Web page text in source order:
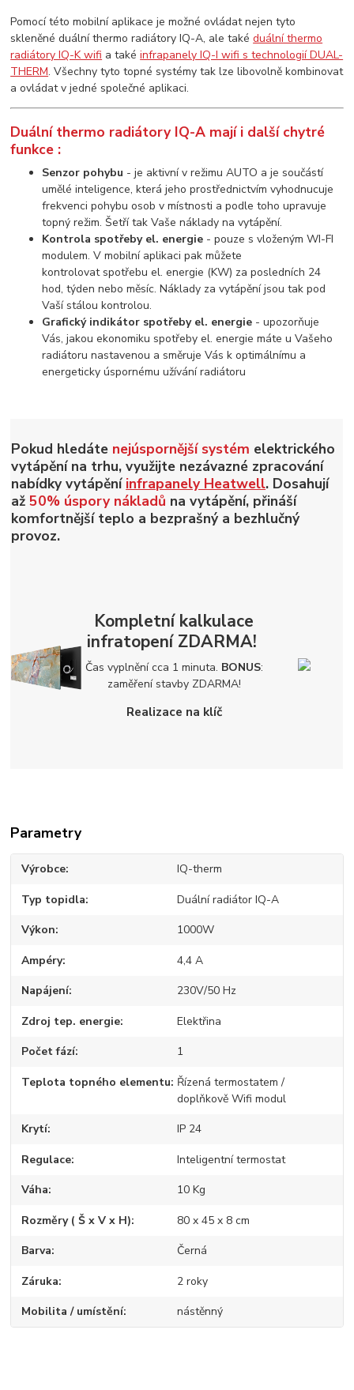
Pomocí této mobilní aplikace je možné ovládat nejen tyto
skleněné duální thermo radiátory IQ-A, ale takéduální thermo
radiátory IQ-K wifi a takéinfrapanely IQ-I wifi s technologií DUAL-
THERM. Všechny tyto topné systémy tak lze libovolně kombinovat
a ovládat v jedné společné aplikaci.
Duální thermo radiátory IQ-A mají i další chytré
funkce :
Senzor pohybu - je aktivní v režimu AUTO a je součástí
umělé inteligence, která jeho prostřednictvím vyhodnucuje
frekvenci pohybu osob v místnosti a podle toho upravuje
topný režim. Šetří tak Vaše náklady na vytápění.
Kontrola spotřeby el. energie - pouze s vloženým WI-FI
modulem. V mobilní aplikaci pak můžete
kontrolovat spotřebu el. energie (KW) za posledních 24
hod, týden nebo měsíc. Náklady za vytápění jsou tak pod
Vaší stálou kontrolou.
Grafický indikátor spotřeby el. energie - upozorňuje
Vás, jakou ekonomiku spotřeby el. energie máte u Vašeho
radiátoru nastavenou a směruje Vás k optimálnímu a
energeticky úspornému užívání radiátoru
Pokud hledáte nejúspornější systém elektrického
vytápění na trhu, využijte nezávazné zpracování
nabídky vytápění infrapanely Heatwell. Dosahují
až50% úspory nákladů na vytápění, přináší
komfortnější teplo a bezprašný a bezhlučný
provoz.
Kompletní kalkulace
infratopení ZDARMA!
Čas vyplnění cca 1 minuta. BONUS:
zaměření stavby ZDARMA!
Realizace na klíč
Parametry
Výrobce IQ-therm
Typ topidla Duální radiátor IQ-A
Výkon 1000W
Ampéry 4,4 A
Napájení 230V/50 Hz
Zdroj tep. energie Elektřina
Počet fází 1
Teplota topného elementu Řízená termostatem /
doplňkově Wifi modul
Krytí IP 24
Regulace Inteligentní termostat
Váha 10 Kg
Rozměry ( Š x V x H) 80 x 45 x 8 cm
Barva Černá
Záruka 2 roky
Mobilita / umístění nástěnný